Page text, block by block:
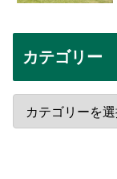
カテゴリー